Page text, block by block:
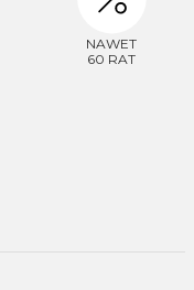
NAWET
60 RAT